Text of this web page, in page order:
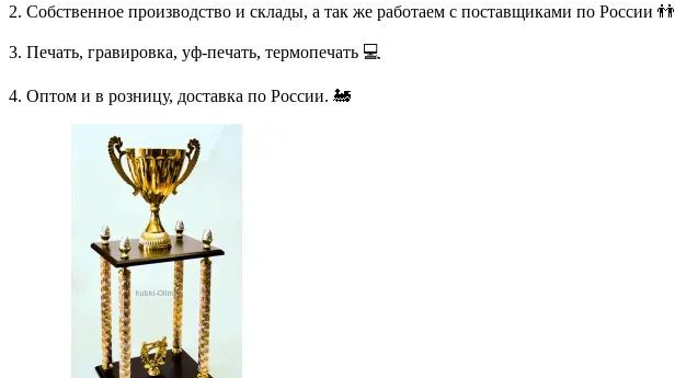
2. Собственное производство и склады, а так же работаем с поставщиками по России 👬
3. Печать, гравировка, уф-печать, термопечать 💻
4. Оптом и в розницу, доставка по России. 🚂